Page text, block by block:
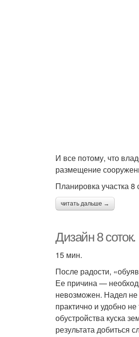
И все потому, что
размещение
Планировка участка 8
читать дальше →
Дизайн 8
15 мин.
После радости,
Ее причина —
невозможен. Надел не
практично и удобно
обустройства куска
результата добиться